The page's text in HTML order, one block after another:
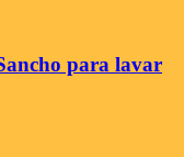
para lavar